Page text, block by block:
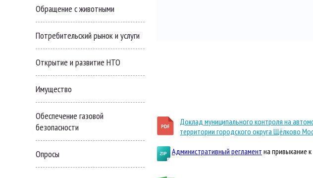
Обращение с животными
Потребительский рынок и услуги
Открытие и развитие НТО
Имущество
Обеспечение газовой
безопасности
Опросы
Доклад муниципального контроля на
территории городского округа Щёлково
Административный регламент на привыкание